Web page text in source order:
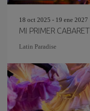
18 oct 2025 - 19 ene 2027
MI PRIMER CABARET
Latin Paradise